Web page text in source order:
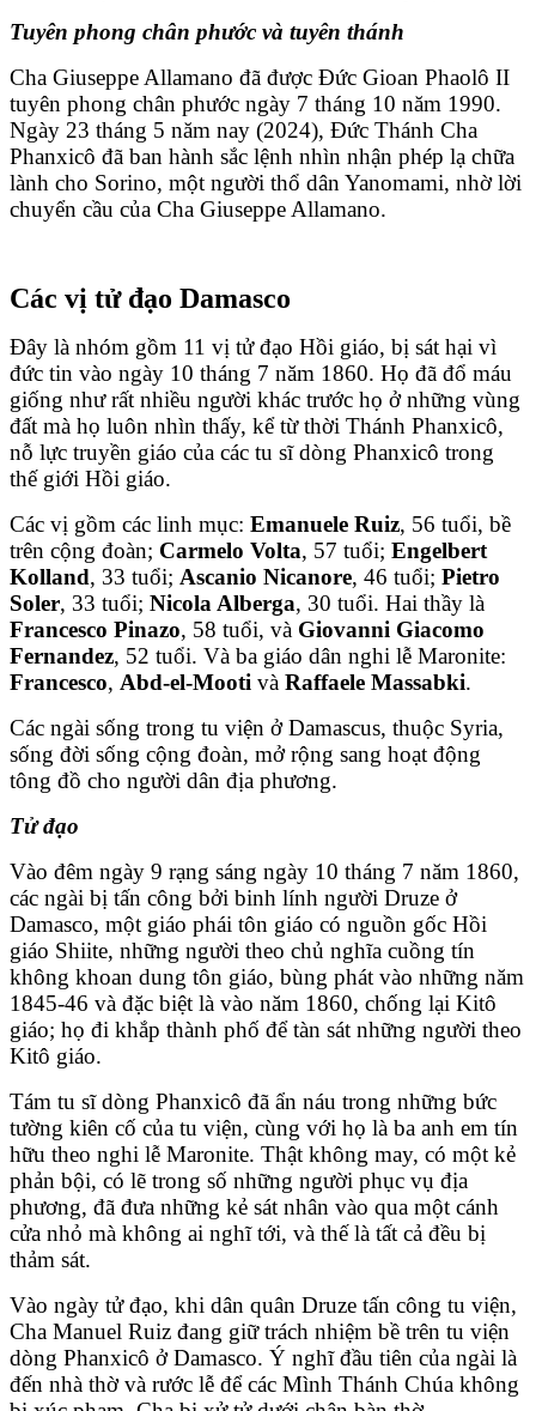
Tuyên phong chân phước và tuyên thánh
Cha Giuseppe Allamano đã được Đức Gioan Phaolô II
tuyên phong chân phước ngày 7 tháng 10 năm 1990.
Ngày 23 tháng 5 năm nay (2024), Đức Thánh Cha
Phanxicô đã ban hành sắc lệnh nhìn nhận phép lạ chữa
lành cho Sorino, một người thổ dân Yanomami, nhờ lời
chuyển cầu của Cha Giuseppe Allamano.
Các vị tử đạo Damasco
Đây là nhóm gồm 11 vị tử đạo Hồi giáo, bị sát hại vì
đức tin vào ngày 10 tháng 7 năm 1860. Họ đã đổ máu
giống như rất nhiều người khác trước họ ở những vùng
đất mà họ luôn nhìn thấy, kể từ thời Thánh Phanxicô,
nỗ lực truyền giáo của các tu sĩ dòng Phanxicô trong
thế giới Hồi giáo.
Các vị gồm các linh mục: Emanuele Ruiz, 56 tuổi, bề
trên cộng đoàn; Carmelo Volta, 57 tuổi; Engelbert
Kolland, 33 tuổi; Ascanio Nicanore, 46 tuổi; Pietro
Soler, 33 tuổi; Nicola Alberga, 30 tuổi. Hai thầy là
Francesco Pinazo, 58 tuổi, và Giovanni Giacomo
Fernandez, 52 tuổi. Và ba giáo dân nghi lễ Maronite:
Francesco, Abd-el-Mooti và Raffaele Massabki.
Các ngài sống trong tu viện ở Damascus, thuộc Syria,
sống đời sống cộng đoàn, mở rộng sang hoạt động
tông đồ cho người dân địa phương.
Tử đạo
Vào đêm ngày 9 rạng sáng ngày 10 tháng 7 năm 1860,
các ngài bị tấn công bởi binh lính người Druze ở
Damasco, một giáo phái tôn giáo có nguồn gốc Hồi
giáo Shiite, những người theo chủ nghĩa cuồng tín
không khoan dung tôn giáo, bùng phát vào những năm
1845-46 và đặc biệt là vào năm 1860, chống lại Kitô
giáo; họ đi khắp thành phố để tàn sát những người theo
Kitô giáo.
Tám tu sĩ dòng Phanxicô đã ẩn náu trong những bức
tường kiên cố của tu viện, cùng với họ là ba anh em tín
hữu theo nghi lễ Maronite. Thật không may, có một kẻ
phản bội, có lẽ trong số những người phục vụ địa
phương, đã đưa những kẻ sát nhân vào qua một cánh
cửa nhỏ mà không ai nghĩ tới, và thế là tất cả đều bị
thảm sát.
Vào ngày tử đạo, khi dân quân Druze tấn công tu viện,
Cha Manuel Ruiz đang giữ trách nhiệm bề trên tu viện
dòng Phanxicô ở Damasco. Ý nghĩ đầu tiên của ngài là
đến nhà thờ và rước lễ để các Mình Thánh Chúa không